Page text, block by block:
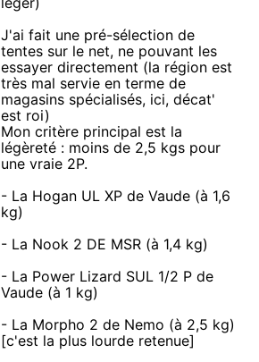
J'ai fait une pré-sélection de
tentes sur le net, ne pouvant les
essayer directement (la région est
très mal servie en terme de
magasins spécialisés, ici, décat'
est roi)
Mon critère principal est la
légèreté : moins de 2,5 kgs pour
une vraie 2P.
- La Hogan UL XP de Vaude (à 1,6
kg)
- La Nook 2 DE MSR (à 1,4 kg)
- La Power Lizard SUL 1/2 P de
Vaude (à 1 kg)
- La Morpho 2 de Nemo (à 2,5 kg)
[c'est la plus lourde retenue]